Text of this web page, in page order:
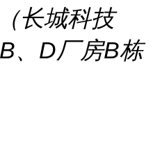
长城科技
、D厂房B栋